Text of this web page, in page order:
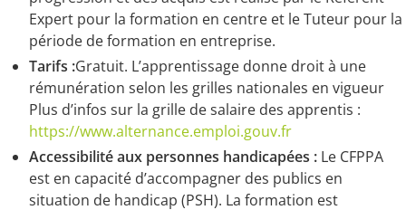
Expert pour la formation en centre et le Tuteur pour la
période de formation en entreprise.
Tarifs :Gratuit. L’apprentissage donne droit à une
rémunération selon les grilles nationales en vigueur
Plus d’infos sur la grille de salaire des apprentis :
https://www.alternance.emploi.gouv.fr
Accessibilité aux personnes handicapées : Le CFPPA
est en capacité d’accompagner des publics en
situation de handicap (PSH). La formation est